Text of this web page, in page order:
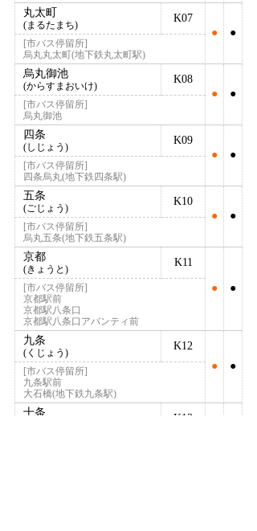
丸太町
(まるたまち)
K07
●
●
[市バス停留所]
烏丸丸太町(地下鉄丸太町駅)
烏丸御池
(からすまおいけ)
K08
●
●
[市バス停留所]
烏丸御池
四条
(しじょう)
K09
●
●
[市バス停留所]
四条烏丸(地下鉄四条駅)
五条
(ごじょう)
K10
●
●
[市バス停留所]
烏丸五条(地下鉄五条駅)
京都
(きょうと)
K11
● ●
[市バス停留所]
京都駅前
京都駅八条口
京都駅八条口アバンティ前
九条
(くじょう)
K12
●
●
[市バス停留所]
九条駅前
大石橋(地下鉄九条駅)
十条
K13